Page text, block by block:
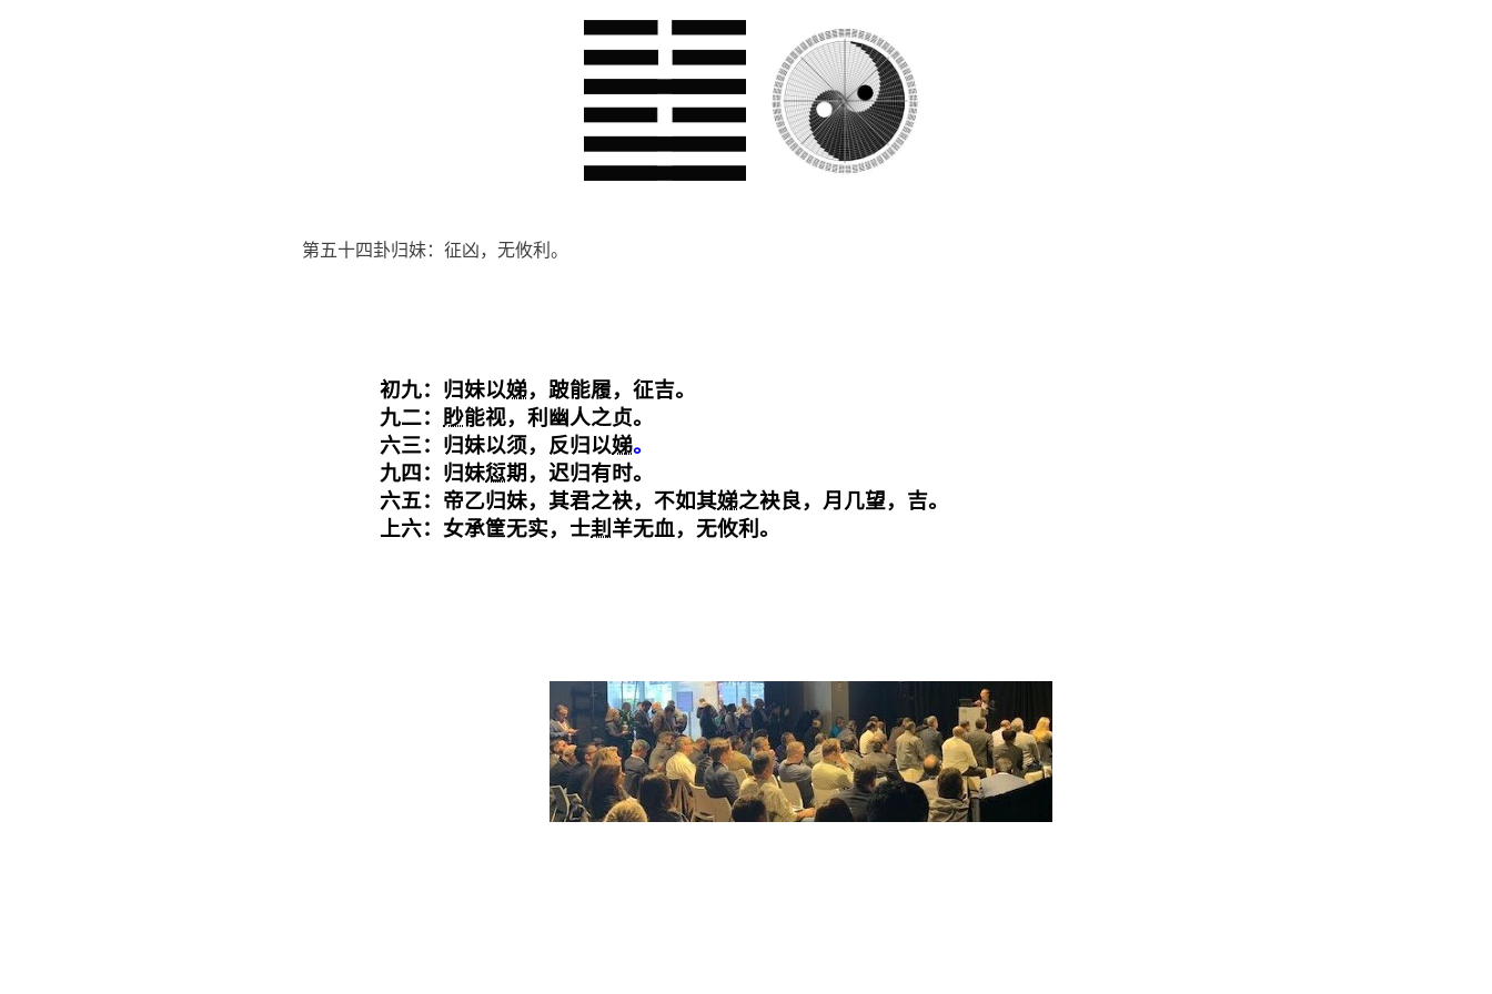
第五十四卦归妹：征凶，无攸利。
初九：归妹以娣，跛能履，征吉。
九二：
眇能视，利幽人之贞。
六三：归妹以须，反归以娣
九四：归妹愆期，迟归有时。
六五：帝乙归妹，其君之袂，不如其娣之袂良，月几望，吉。
上六：女承筐无实，士刲 羊无血，无攸利。